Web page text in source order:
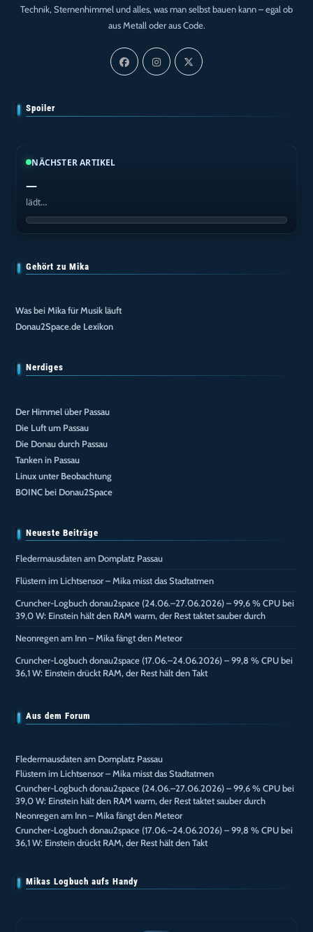
Technik, Sternenhimmel und alles, was man selbst bauen kann – egal ob
aus Metall oder aus Code.
Spoiler
NÄCHSTER ARTIKEL
—
lädt…
Gehört zu Mika
Was bei Mika für Musik läuft
Donau2Space.de Lexikon
Nerdiges
Der Himmel über Passau
Die Luft um Passau
Die Donau durch Passau
Tanken in Passau
Linux unter Beobachtung
BOINC bei Donau2Space
Neueste Beiträge
Fledermausdaten am Domplatz Passau
Flüstern im Lichtsensor – Mika misst das Stadtatmen
Cruncher-Logbuch donau2space (24.06.–27.06.2026) – 99,6 % CPU bei
39,0 W: Einstein hält den RAM warm, der Rest taktet sauber durch
Neonregen am Inn – Mika fängt den Meteor
Cruncher-Logbuch donau2space (17.06.–24.06.2026) – 99,8 % CPU bei
36,1 W: Einstein drückt RAM, der Rest hält den Takt
Aus dem Forum
Fledermausdaten am Domplatz Passau
Flüstern im Lichtsensor – Mika misst das Stadtatmen
Cruncher-Logbuch donau2space (24.06.–27.06.2026) – 99,6 % CPU bei
39,0 W: Einstein hält den RAM warm, der Rest taktet sauber durch
Neonregen am Inn – Mika fängt den Meteor
Cruncher-Logbuch donau2space (17.06.–24.06.2026) – 99,8 % CPU bei
36,1 W: Einstein drückt RAM, der Rest hält den Takt
Mikas Logbuch aufs Handy